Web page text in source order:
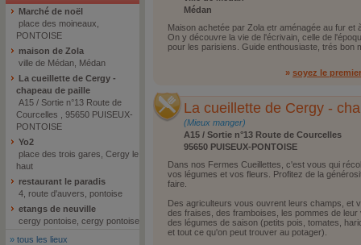
Marché de noël
place des moineaux,
PONTOISE
maison de Zola
ville de Médan, Médan
La cueillette de Cergy -
chapeau de paille
A15 / Sortie n°13 Route de
Courcelles , 95650 PUISEUX-
PONTOISE
Yo2
place des trois gares, Cergy le
haut
restaurant le paradis
4, route d'auvers, pontoise
etangs de neuville
cergy pontoise, cergy pontoise
» tous les lieux
Médan
Maison achetée par Zola etr aménagée au fur
On y découvre la vie de l'écrivain, celle de
pour les parisiens. Guide enthousiaste, trés bon
» soyez le
La cueillette de Cergy -
(Mieux manger)
A15 / Sortie n°13 Route de Courcelles
95650 PUISEUX-PONTOISE
Dans nos Fermes Cueillettes, c'est vous qui
vos légumes et vos fleurs. Profitez de la
faire.
Des agriculteurs vous ouvrent leurs champs, et
des fraises, des framboises, les pommes de
des légumes de saison (petits pois, tomates,
et tout ce qu'on peut trouver au potager).